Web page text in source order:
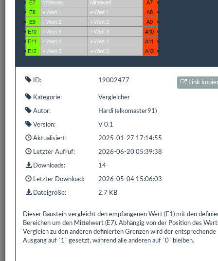
ID Kategorie Kurzbeschreibung
19002477 Vergleicher
Wertvergleich mit
Mittelwert
1 bis 1 von 1 Einträgen (gefiltert von 848 Einträgen)
Bereits319.176 Downloads mit
16.02.2016 | Letzter Download: 07.08.2026 00:52:47
Liste Sonstiges Liste ETS
ID: 19002477 Link
Kategorie: Vergleicher
Autor: Hardi (elkomaster91)
Version: V 0.1
Aktualisiert: 2025-01-27 17:14:55
Letzter Aufruf: 2026-06-20 05:39:38
Downloads: 14
Letzter Download: 2026-05-04 15:06:03
Dateigröße: 2.7 KB
Dieser Baustein vergleicht den empfangenen Wert (E1) mit den
Bereichen um den Mittelwert (E7). Abhängig von der Position des
Vergleich zu den anderen definierten Grenzen wird der entsprechende
Ausgang auf `1` gesetzt, während alle anderen auf `0` bleiben.